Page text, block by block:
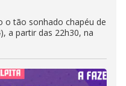
o tão sonhado chapéu de
a partir das 22h30, na